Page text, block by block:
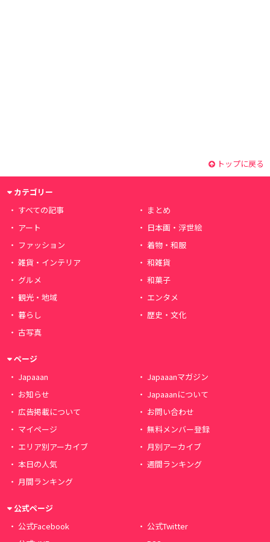
トップに戻る
カテゴリー
すべての記事
まとめ
アート
日本画・浮世絵
ファッション
着物・和服
雑貨・インテリア
和雑貨
グルメ
和菓子
観光・地域
エンタメ
暮らし
歴史・文化
古写真
ページ
Japaaan
Japaaanマガジン
お知らせ
Japaaanについて
広告掲載について
お問い合わせ
マイページ
無料メンバー登録
エリア別アーカイブ
月別アーカイブ
本日の人気
週間ランキング
月間ランキング
公式ページ
公式Facebook
公式Twitter